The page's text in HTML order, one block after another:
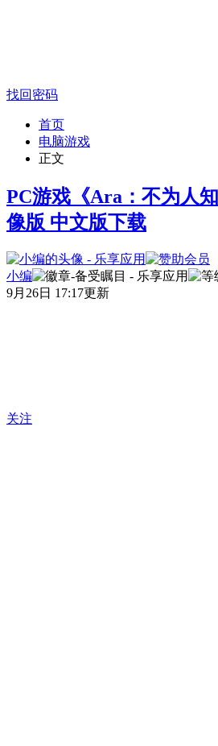
找回密码
首页
电脑游戏
正文
PC游戏《Ara：不为人
像版 中文版下载
小编
9月26日 17:17更新
关注